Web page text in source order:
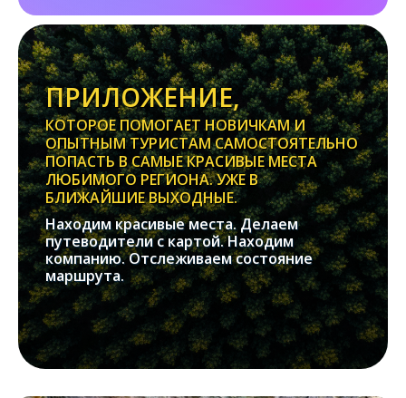
ПРИЛОЖЕНИЕ,
КОТОРОЕ ПОМОГАЕТ НОВИЧКАМ И
ОПЫТНЫМ ТУРИСТАМ САМОСТОЯТЕЛЬНО
ПОПАСТЬ В САМЫЕ КРАСИВЫЕ МЕСТА
ЛЮБИМОГО РЕГИОНА. УЖЕ В
БЛИЖАЙШИЕ ВЫХОДНЫЕ.
Находим красивые места. Делаем
путеводители с картой. Находим
компанию. Отслеживаем состояние
маршрута.